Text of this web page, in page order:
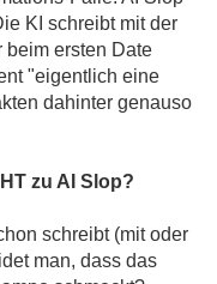
KI schreibt mit der
beim ersten Date
"eigentlich eine
dahinter genauso
zu AI Slop?
schreibt (mit oder
man, dass das